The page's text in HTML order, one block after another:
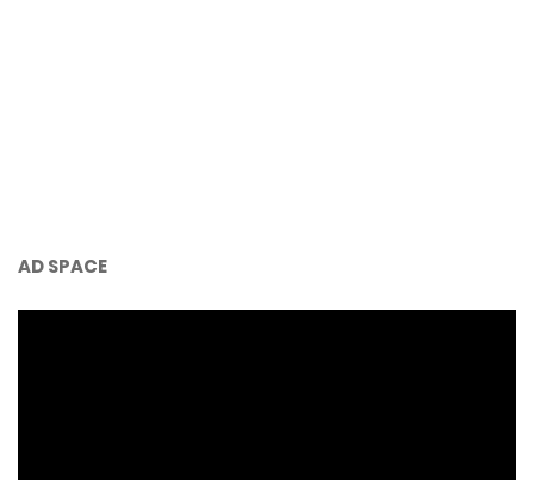
AD SPACE